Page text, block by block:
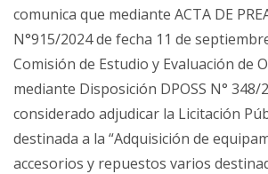
comunica que mediante ACTA DE
N°915/2024 de fecha 11 de
Comisión de Estudio y Evaluación de
mediante Disposición DPOSS N° 348/
considerado adjudicar la Licitación
destinada a la “Adquisición de
accesorios y repuestos varios